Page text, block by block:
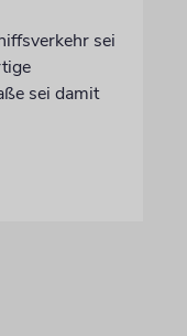
sei
sei damit